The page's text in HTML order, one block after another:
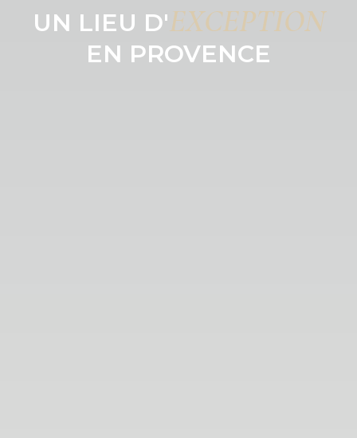
UN LIEU D'EXCEPTION
EN PROVENCE